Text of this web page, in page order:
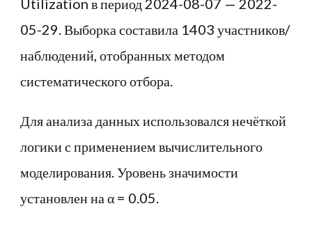
Utilization в период 2024-08-07 — 2022-
05-29. Выборка составила 1403 участников/
наблюдений, отобранных методом
систематического отбора.
Для анализа данных использовался нечёткой
логики с применением вычислительного
моделирования. Уровень значимости
установлен на α = 0.05.